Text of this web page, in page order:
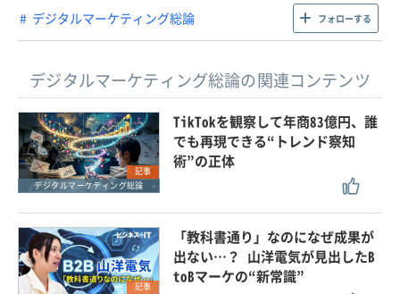
デジタルマーケティング総論 フォローする
デジタルマーケティング総論の関連コンテンツ
記事
デジタルマーケティング総論
TikTokを観察して年商83億円、誰
でも再現できる“トレンド察知
術”の正体
記事
「教科書通り」なのになぜ成果が
出ない…？ 山洋電気が見出したB
toBマーケの“新常識”